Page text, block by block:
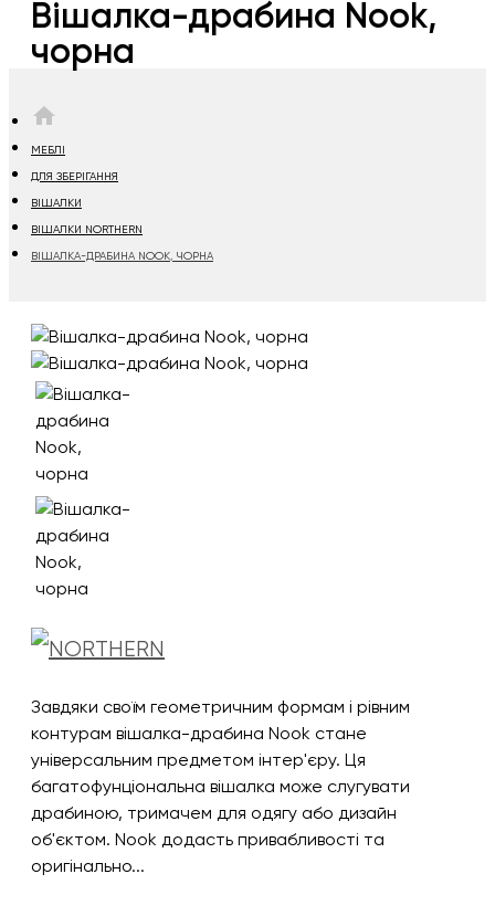
Вішалка-драбина Nook,
чорна
МЕБЛІ
ДЛЯ ЗБЕРІГАННЯ
ВІШАЛКИ
ВІШАЛКИ NORTHERN
ВІШАЛКА-ДРАБИНА NOOK, ЧОРНА
Завдяки своїм геометричним формам і рівним
контурам вішалка-драбина Nook стане
універсальним предметом інтер'єру. Ця
багатофунціональна вішалка може слугувати
драбиною, тримачем для одягу або дизайн
об'єктом. Nook додасть привабливості та
оригінально...